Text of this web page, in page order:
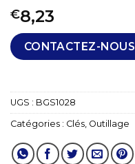
€8,23
CONTACTEZ-NOUS
UGS : BGS1028
Catégories : Clés Outillage